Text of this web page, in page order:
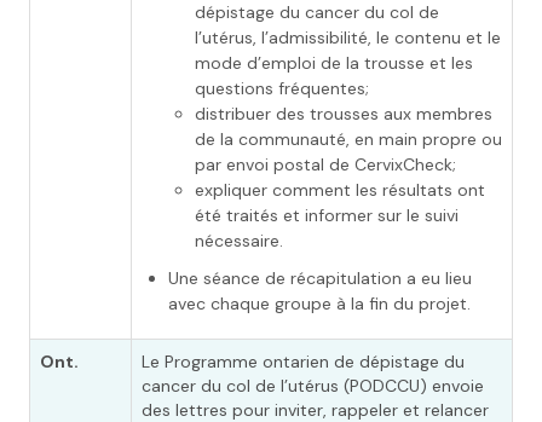
dépistage du cancer du col de
l’utérus, l’admissibilité, le contenu et le
mode d’emploi de la trousse et les
questions fréquentes;
distribuer des trousses aux membres
de la communauté, en main propre ou
par envoi postal de CervixCheck;
expliquer comment les résultats ont
été traités et informer sur le suivi
nécessaire.
Une séance de récapitulation a eu lieu
avec chaque groupe à la fin du projet.
Ont.
Le Programme ontarien de dépistage du
cancer du col de l’utérus (PODCCU) envoie
des lettres pour inviter, rappeler et relancer